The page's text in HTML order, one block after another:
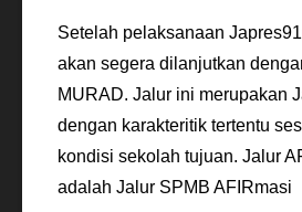
Setelah pelaksanaan
akan segera dilanjutkan
MURAD. Jalur ini merupakan
dengan karakteritik tertentu
kondisi sekolah tujuan. Jalur
adalah Jalur SPMB AFIRmasi